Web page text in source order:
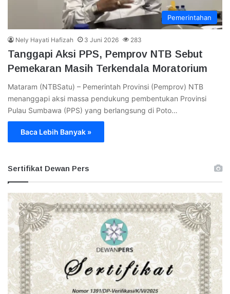
Pemerintahan
Nely Hayati Hafizah 3 Juni 2026 283
Tanggapi Aksi PPS, Pemprov NTB Sebut
Pemekaran Masih Terkendala Moratorium
Mataram (NTBSatu) – Pemerintah Provinsi (Pemprov) NTB
menanggapi aksi massa pendukung pembentukan Provinsi
Pulau Sumbawa (PPS) yang berlangsung di Poto…
Baca Lebih Banyak »
Sertifikat Dewan Pers